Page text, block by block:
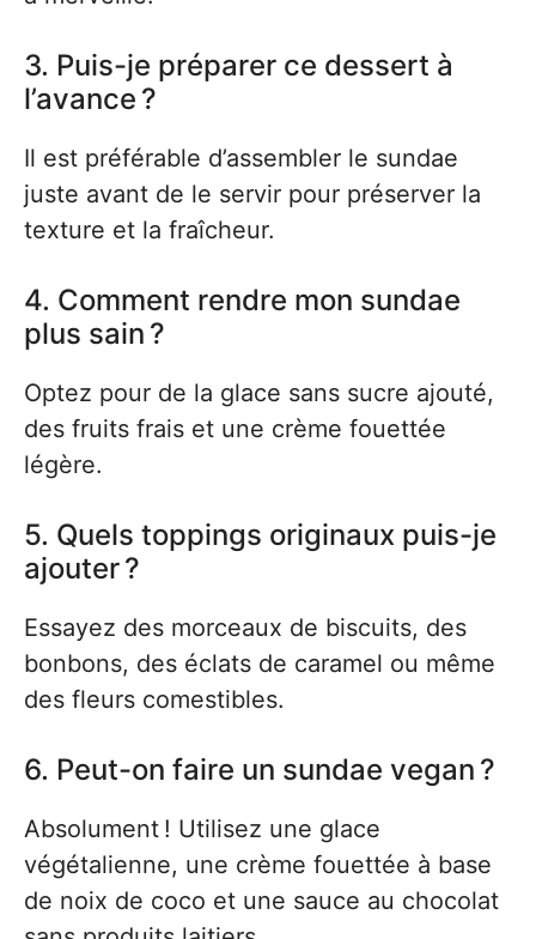
3. Puis-je préparer ce dessert à
l’avance ?
Il est préférable d’assembler le sundae
juste avant de le servir pour préserver la
texture et la fraîcheur.
4. Comment rendre mon sundae
plus sain ?
Optez pour de la glace sans sucre ajouté,
des fruits frais et une crème fouettée
légère.
5. Quels toppings originaux puis-je
ajouter ?
Essayez des morceaux de biscuits, des
bonbons, des éclats de caramel ou même
des fleurs comestibles.
6. Peut-on faire un sundae vegan ?
Absolument ! Utilisez une glace
végétalienne, une crème fouettée à base
de noix de coco et une sauce au chocolat